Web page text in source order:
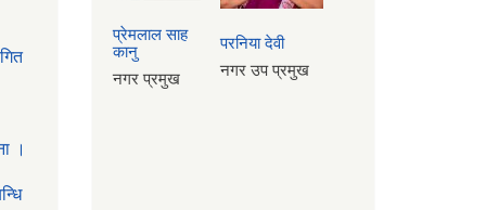
।
प्रेमलाल साह
कानु
नगर प्रमुख
परनिया देवी
नगर उप प्रमुख